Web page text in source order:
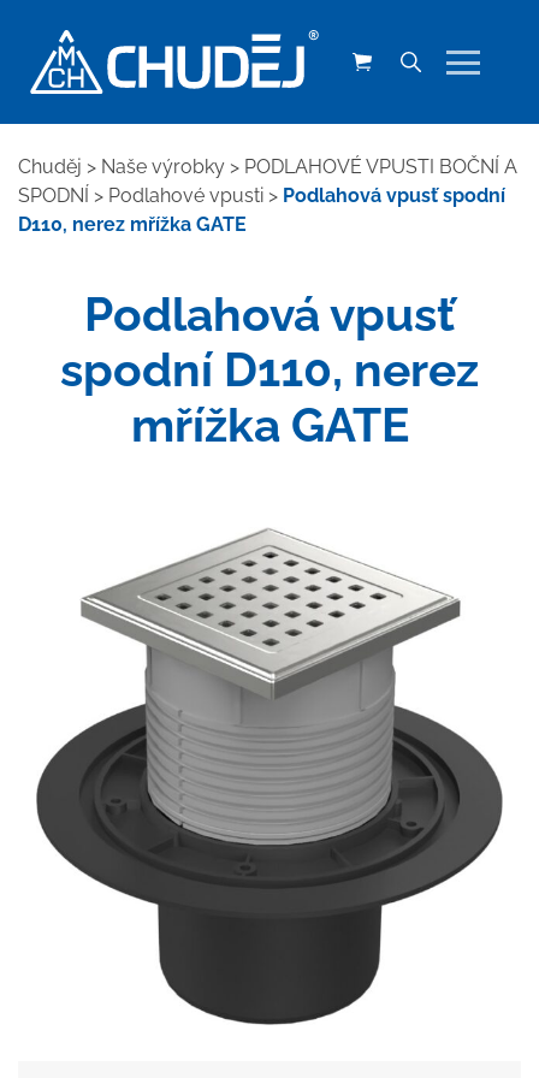
Chuděj > Naše výrobky > PODLAHOVÉ VPUSTI BOČNÍ A
SPODNÍ > Podlahové vpusti > Podlahová vpusť spodní
D110, nerez mřížka GATE
Podlahová vpusť
spodní D110, nerez
mřížka GATE